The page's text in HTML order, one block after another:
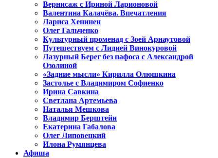
Вернисаж с Ириной Ларионовой
Валентина Калачёва. Впечатления
Лариса Хенинен
Олег Гальченко
Культурный променад с Зоей Арнаутовой
Путешествуем с Лидией Винокуровой
Лазурный Берег без пафоса с Александрой
Озолиной
«Задние мысли» Кирилла Олюшкина
Застолье с Владимиром Софиенко
Ирина Савкина
Светлана Артемьева
Наталья Мешкова
Владимир Берштейн
Екатерина Габалова
Олег Липовецкий
Илона Румянцева
Афиша